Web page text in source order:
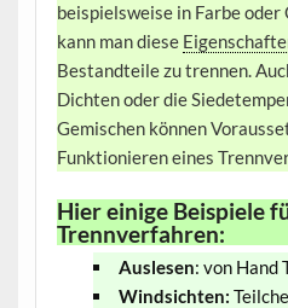
beispielsweise in Farbe
kann man diese
Bestandteile zu trennen.
Dichten oder die
Gemischen können
Funktionieren eines
Hier einige Beispiele
Trennverfahren:
Auslesen: von Hand
Windsichten: